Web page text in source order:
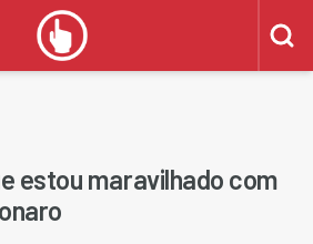
estou maravilhado com